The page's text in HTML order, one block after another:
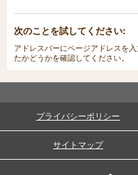
次のことを試してください:
アドレスバーにページアドレスを
たかどうかを確認してください。
プライバシーポリシー
サイトマップ